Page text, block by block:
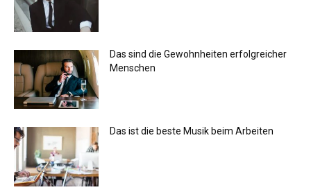
Das sind die Gewohnheiten erfolgreicher
Menschen
Das ist die beste Musik beim Arbeiten